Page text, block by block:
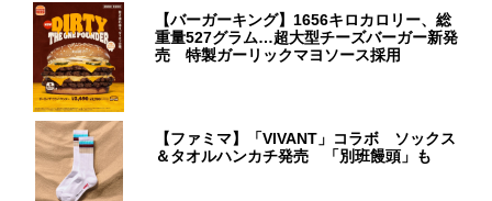
【バーガーキング】1656キロカロリー、総
重量527グラム…超大型チーズバーガー新発
売 特製ガーリックマヨソース採用
【ファミマ】「VIVANT」コラボ ソックス
＆タオルハンカチ発売 「別班饅頭」も